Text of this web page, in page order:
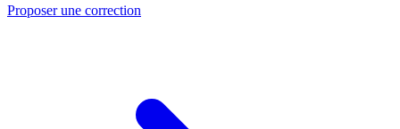
Proposer une correction